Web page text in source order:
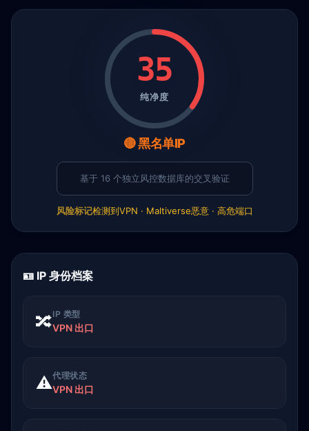
35
纯净度
🔴 黑名单IP
基于 16 个独立风控数据库的交叉验证
风险标记检测到VPN · Maltiverse恶意 · 高危端口
🪪 IP 身份档案
🔀IP 类型
VPN 出口
⚠️代理状态
VPN 出口